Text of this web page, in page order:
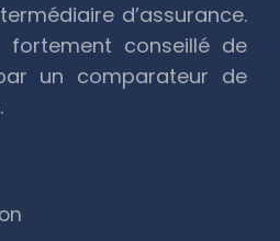
d’assurance.
fortement conseillé de
un comparateur de